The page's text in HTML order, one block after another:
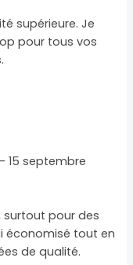
supérieure. Je
pour tous vos
15 septembre
surtout pour des
économisé tout en
de qualité.